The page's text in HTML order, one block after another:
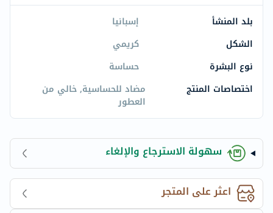
بلد المنشأ
إسبانيا
الشكل
كريمي
نوع البشرة
حساسة
اختصاصات المنتج
مضاد للحساسية, خالي من
العطور
سهولة الاسترجاع والإلغاء
اعثر على المتجر